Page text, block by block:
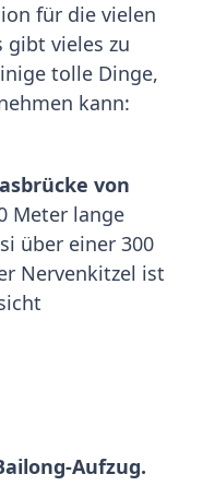
für die vielen
gibt vieles zu
tolle Dinge,
kann:
von
Meter lange
über einer 300
Nervenkitzel ist
Aufzug.